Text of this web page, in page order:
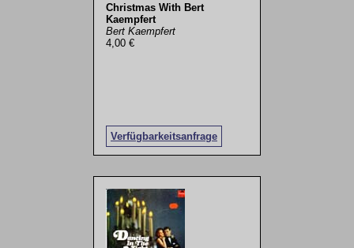
Christmas With Bert
Kaempfert
Bert Kaempfert
4,00 €
Verfügbarkeitsanfrage